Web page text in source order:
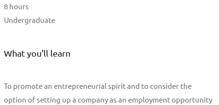
8 hours
Undergraduate
What you'll learn
To promote an entrepreneurial spirit and to consider the
option of setting up a company as an employment opportunity